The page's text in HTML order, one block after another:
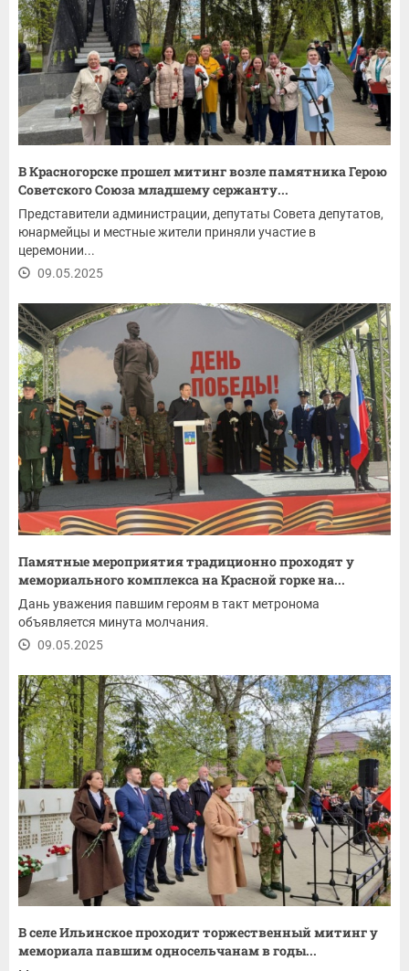
В Красногорске прошел митинг возле памятника Герою
Советского Союза младшему сержанту...
Представители администрации, депутаты Совета депутатов,
юнармейцы и местные жители приняли участие в
церемонии...
09.05.2025
Памятные мероприятия традиционно проходят у
мемориального комплекса на Красной горке на...
Дань уважения павшим героям в такт метронома
объявляется минута молчания.
09.05.2025
В селе Ильинское проходит торжественный митинг у
мемориала павшим односельчанам в годы...